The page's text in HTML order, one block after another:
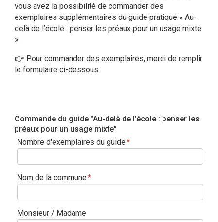
vous avez la possibilité de commander des
exemplaires supplémentaires du guide pratique « Au-
delà de l’école : penser les préaux pour un usage mixte
».
👉 Pour commander des exemplaires, merci de remplir
le formulaire ci-dessous.
Commande du guide "Au-delà de l’école : penser les
préaux pour un usage mixte"
Nombre d'exemplaires du guide*
Nom de la commune*
Monsieur / Madame